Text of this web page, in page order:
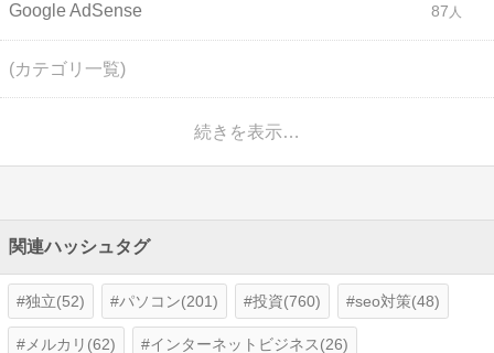
Google AdSense 87
(カテゴリ一覧)
続きを表示…
関連ハッシュタグ
独立(52) パソコン(201) 投資(760) seo対策(48)
メルカリ(62) インターネットビジネス(26)